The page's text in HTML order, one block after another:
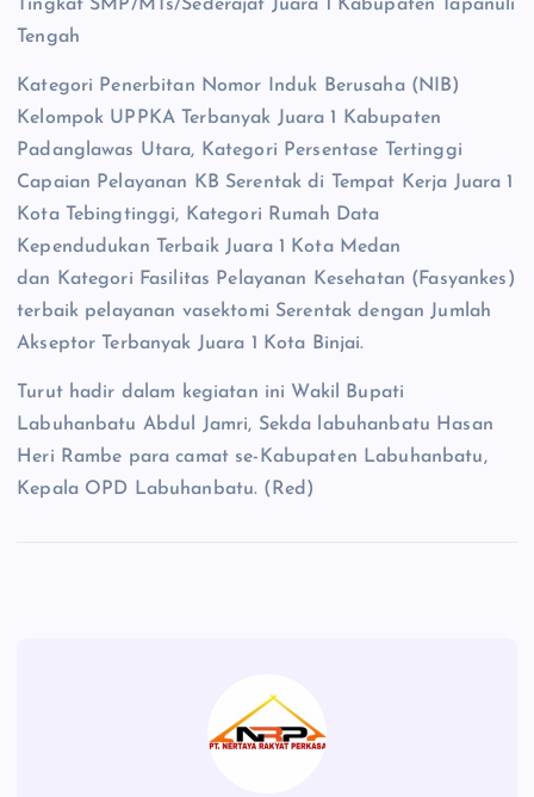
Tingkat SMP/MTs/Sederajat Juara 1 Kabupaten Tapanuli
Tengah
Kategori Penerbitan Nomor Induk Berusaha (NIB)
Kelompok UPPKA Terbanyak Juara 1 Kabupaten
Padanglawas Utara, Kategori Persentase Tertinggi
Capaian Pelayanan KB Serentak di Tempat Kerja Juara 1
Kota Tebingtinggi, Kategori Rumah Data
Kependudukan Terbaik Juara 1 Kota Medan
dan Kategori Fasilitas Pelayanan Kesehatan (Fasyankes)
terbaik pelayanan vasektomi Serentak dengan Jumlah
Akseptor Terbanyak Juara 1 Kota Binjai.
Turut hadir dalam kegiatan ini Wakil Bupati
Labuhanbatu Abdul Jamri, Sekda labuhanbatu Hasan
Heri Rambe para camat se-Kabupaten Labuhanbatu,
Kepala OPD Labuhanbatu. (Red)